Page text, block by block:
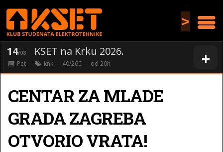
>
+
14/08 KSET na Krku 2026.
Pet knk— 40/26€ — od 20h
CENTAR ZA MLADE
GRADA ZAGREBA
OTVORIO VRATA!